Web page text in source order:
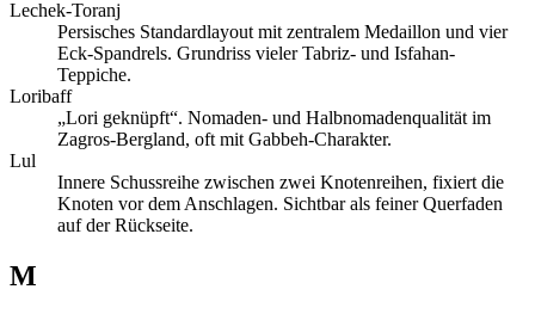
Lechek-Toranj
Persisches Standardlayout mit zentralem Medaillon und vier
Eck-Spandrels. Grundriss vieler Tabriz- und Isfahan-
Teppiche.
Loribaff
„Lori geknüpft“. Nomaden- und Halbnomadenqualität im
Zagros-Bergland, oft mit Gabbeh-Charakter.
Lul
Innere Schussreihe zwischen zwei Knotenreihen, fixiert die
Knoten vor dem Anschlagen. Sichtbar als feiner Querfaden
auf der Rückseite.
M